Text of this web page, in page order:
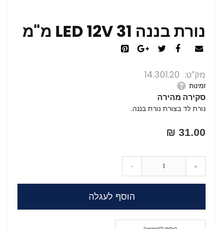
נורת בננה LED 12V 31 מ"מ
מק”ט 14.301.20
זמינות
סקירה מהירה
נורת לד בצורת נורת בננה.
31.00 ₪
- +
הוסף לעגלה